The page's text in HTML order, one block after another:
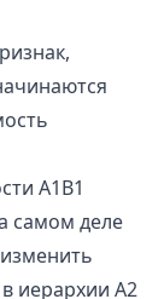
A1B1
самом деле
иерархии A2